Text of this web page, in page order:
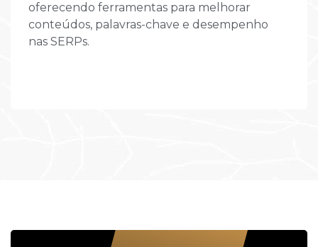
oferecendo ferramentas para melhorar
conteúdos, palavras-chave e desempenho
nas SERPs.